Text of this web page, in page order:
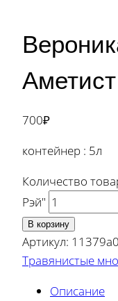
700₽
контейнер : 5л
Количество
Рэй"
В корзину
Артикул:
Травянистые
Описание